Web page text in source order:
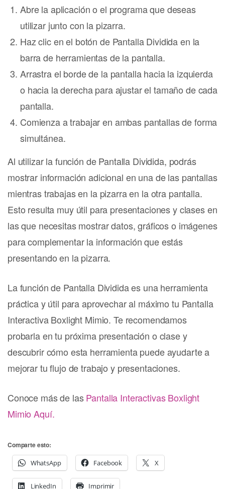
Abre la aplicación o el programa que deseas
utilizar junto con la pizarra.
Haz clic en el botón de Pantalla Dividida en la
barra de herramientas de la pantalla.
Arrastra el borde de la pantalla hacia la izquierda
o hacia la derecha para ajustar el tamaño de cada
pantalla.
Comienza a trabajar en ambas pantallas de forma
simultánea.
Al utilizar la función de Pantalla Dividida, podrás
mostrar información adicional en una de las pantallas
mientras trabajas en la pizarra en la otra pantalla.
Esto resulta muy útil para presentaciones y clases en
las que necesitas mostrar datos, gráficos o imágenes
para complementar la información que estás
presentando en la pizarra.
La función de Pantalla Dividida es una herramienta
práctica y útil para aprovechar al máximo tu Pantalla
Interactiva Boxlight Mimio. Te recomendamos
probarla en tu próxima presentación o clase y
descubrir cómo esta herramienta puede ayudarte a
mejorar tu flujo de trabajo y presentaciones.
Conoce más de lasPantalla Interactivas Boxlight
Mimio Aquí.
Comparte esto:
WhatsApp
Facebook X
LinkedIn Imprimir